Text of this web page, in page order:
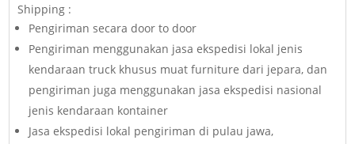
Shipping :
Pengiriman secara door to door
Pengiriman menggunakan jasa ekspedisi lokal jenis
kendaraan truck khusus muat furniture dari jepara, dan
pengiriman juga menggunakan jasa ekspedisi nasional
jenis kendaraan kontainer
Jasa ekspedisi lokal pengiriman di pulau jawa,